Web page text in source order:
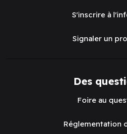
S'inscrire à
Signaler un
Des
Foire au
Réglementation